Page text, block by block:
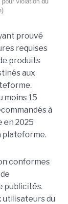
prouvé
requises
produits
aux
moins 15
à
en 2025
plateforme.
conformes
publicités.
utilisateurs du